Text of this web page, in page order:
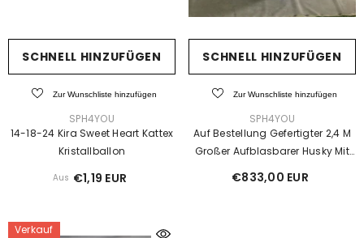
SCHNELL HINZUFÜGEN
Zur Wunschliste hinzufügen
SPH4YOU
14-18-24 Kira Sweet Heart Kattex
Kristallballon
Aus €1,19 EUR
SCHNELL HINZUFÜGEN
Zur Wunschliste hinzufügen
SPH4YOU
Auf Bestellung Gefertigter 2,4 M
Großer Aufblasbarer Husky Mit
€833,00 EUR
Verkauf